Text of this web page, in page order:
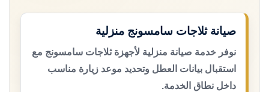
صيانة ثلاجات سامسونج منزلية
نوفر خدمة صيانة منزلية لأجهزة ثلاجات سامسونج مع
استقبال بيانات العطل وتحديد موعد زيارة مناسب
داخل نطاق الخدمة.